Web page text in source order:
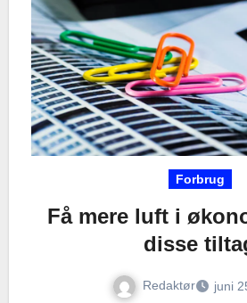
Forbrug
Få mere luft i
disse
Redaktør juni